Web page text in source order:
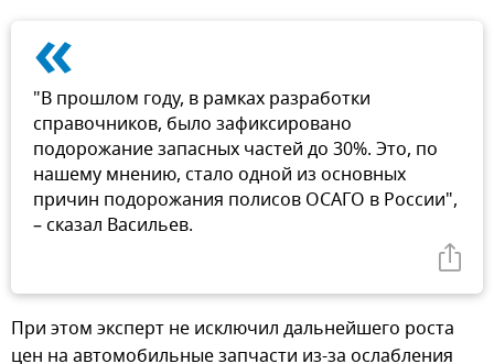
«
"В прошлом году, в рамках разработки
справочников, было зафиксировано
подорожание запасных частей до 30%. Это, по
нашему мнению, стало одной из основных
причин подорожания полисов ОСАГО в России",
– сказал Васильев.
При этом эксперт не исключил дальнейшего роста
цен на автомобильные запчасти из-за ослабления